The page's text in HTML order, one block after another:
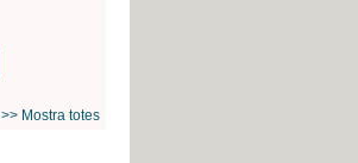
>> Mostra totes